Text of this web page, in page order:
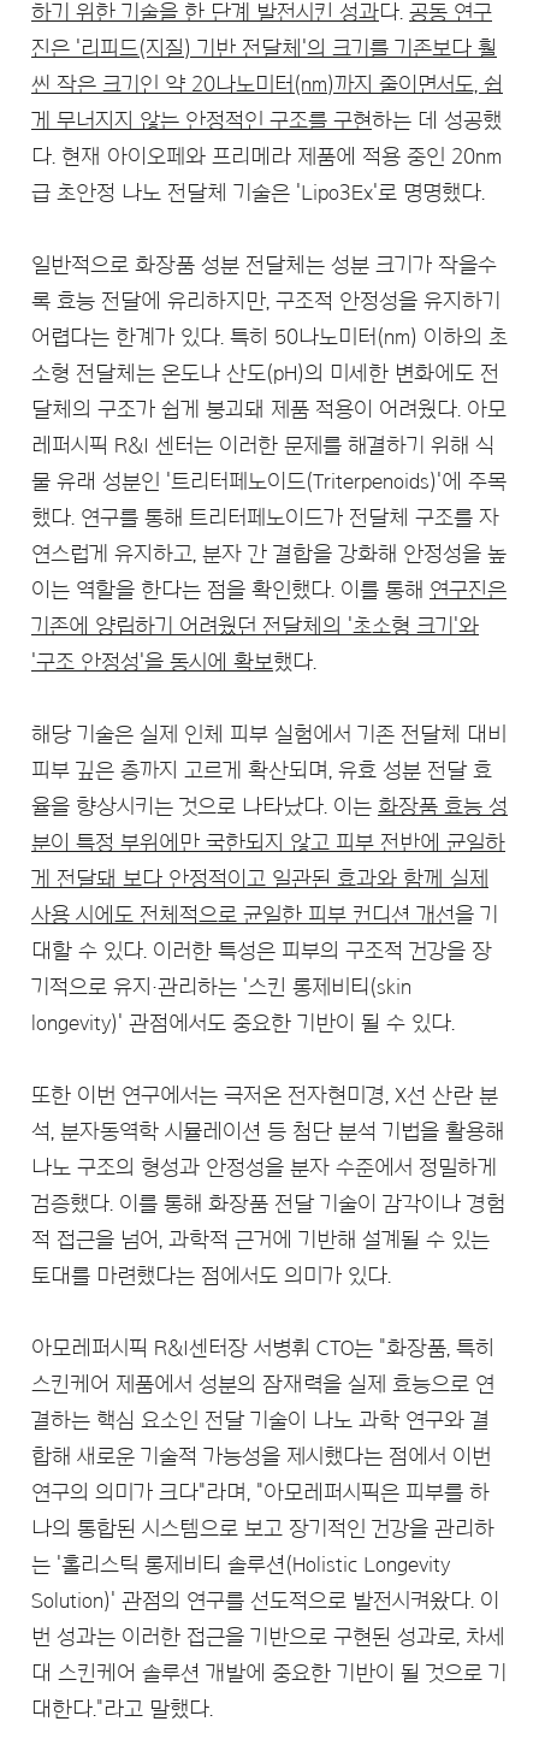
하기 위한 기술을 한 단계 발전시킨 성과다. 공동 연구
진은 '리피드(지질) 기반 전달체'의 크기를 기존보다 훨
씬 작은 크기인 약 20나노미터(nm)까지 줄이면서도, 쉽
게 무너지지 않는 안정적인 구조를 구현하는 데 성공했
다. 현재 아이오페와 프리메라 제품에 적용 중인 20nm
급 초안정 나노 전달체 기술은 'Lipo3Ex'로 명명했다.
일반적으로 화장품 성분 전달체는 성분 크기가 작을수
록 효능 전달에 유리하지만, 구조적 안정성을 유지하기
어렵다는 한계가 있다. 특히 50나노미터(nm) 이하의 초
소형 전달체는 온도나 산도(pH)의 미세한 변화에도 전
달체의 구조가 쉽게 붕괴돼 제품 적용이 어려웠다. 아모
레퍼시픽 R&I 센터는 이러한 문제를 해결하기 위해 식
물 유래 성분인 '트리터페노이드(Triterpenoids)'에 주목
했다. 연구를 통해 트리터페노이드가 전달체 구조를 자
연스럽게 유지하고, 분자 간 결합을 강화해 안정성을 높
이는 역할을 한다는 점을 확인했다. 이를 통해 연구진은
기존에 양립하기 어려웠던 전달체의 '초소형 크기'와
'구조 안정성'을 동시에 확보했다.
해당 기술은 실제 인체 피부 실험에서 기존 전달체 대비
피부 깊은 층까지 고르게 확산되며, 유효 성분 전달 효
율을 향상시키는 것으로 나타났다. 이는 화장품 효능 성
분이 특정 부위에만 국한되지 않고 피부 전반에 균일하
게 전달돼 보다 안정적이고 일관된 효과와 함께 실제
사용 시에도 전체적으로 균일한 피부 컨디션 개선을 기
대할 수 있다. 이러한 특성은 피부의 구조적 건강을 장
기적으로 유지·관리하는 '스킨 롱제비티(skin
longevity)' 관점에서도 중요한 기반이 될 수 있다.
또한 이번 연구에서는 극저온 전자현미경, X선 산란 분
석, 분자동역학 시뮬레이션 등 첨단 분석 기법을 활용해
나노 구조의 형성과 안정성을 분자 수준에서 정밀하게
검증했다. 이를 통해 화장품 전달 기술이 감각이나 경험
적 접근을 넘어, 과학적 근거에 기반해 설계될 수 있는
토대를 마련했다는 점에서도 의미가 있다.
아모레퍼시픽 R&I센터장 서병휘 CTO는 "화장품, 특히
스킨케어 제품에서 성분의 잠재력을 실제 효능으로 연
결하는 핵심 요소인 전달 기술이 나노 과학 연구와 결
합해 새로운 기술적 가능성을 제시했다는 점에서 이번
연구의 의미가 크다"라며, "아모레퍼시픽은 피부를 하
나의 통합된 시스템으로 보고 장기적인 건강을 관리하
는 '홀리스틱 롱제비티 솔루션(Holistic Longevity
Solution)' 관점의 연구를 선도적으로 발전시켜왔다. 이
번 성과는 이러한 접근을 기반으로 구현된 성과로, 차세
대 스킨케어 솔루션 개발에 중요한 기반이 될 것으로 기
대한다."라고 말했다.